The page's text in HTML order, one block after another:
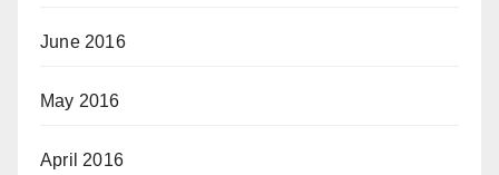
June 2016
May 2016
April 2016